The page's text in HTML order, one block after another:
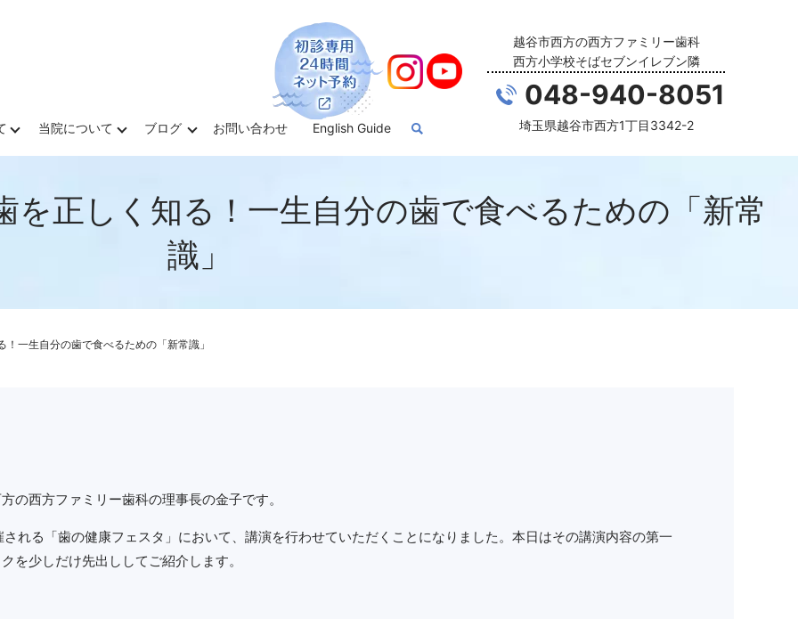
当院について ブログ お問い合わせ English Guide
越谷市西方の西方ファミリー歯科
西方小学校そばセブンイレブン隣
048-940-8051
埼玉県越谷市西方1丁目3342-2
を正しく知る！一生自分の歯で食べるための「新常
識」
一生自分の歯で食べるための「新常識」
の西方ファミリー歯科の理事長の金子です。
れる「歯の健康フェスタ」において、講演を行わせていただくことになりました。本日はその講演内容の第一
を少しだけ先出ししてご紹介します。